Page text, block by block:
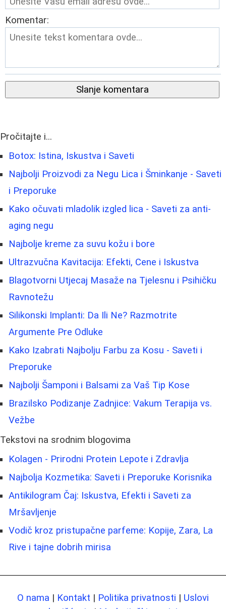
Komentar:
Slanje komentara
Pročitajte i...
Botox: Istina, Iskustva i Saveti
Najbolji Proizvodi za Negu Lica i Šminkanje - Saveti
i Preporuke
Kako očuvati mladolik izgled lica - Saveti za anti-
aging negu
Najbolje kreme za suvu kožu i bore
Ultrazvučna Kavitacija: Efekti, Cene i Iskustva
Blagotvorni Utjecaj Masaže na Tjelesnu i Psihičku
Ravnotežu
Silikonski Implanti: Da Ili Ne? Razmotrite
Argumente Pre Odluke
Kako Izabrati Najbolju Farbu za Kosu - Saveti i
Preporuke
Najbolji Šamponi i Balsami za Vaš Tip Kose
Brazilsko Podizanje Zadnjice: Vakum Terapija vs.
Vežbe
Tekstovi na srodnim blogovima
Kolagen - Prirodni Protein Lepote i Zdravlja
Najbolja Kozmetika: Saveti i Preporuke Korisnika
Antikilogram Čaj: Iskustva, Efekti i Saveti za
Mršavljenje
Vodič kroz pristupačne parfeme: Kopije, Zara, La
Rive i tajne dobrih mirisa
O nama | Kontakt | Politika privatnosti | Uslovi